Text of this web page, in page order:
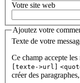
Votre site web
Ajoutez votre
Texte de votre
Ce champ accepte
[texte->url]
créer des